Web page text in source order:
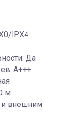
IPX4
Да
A+++
м
и внешним